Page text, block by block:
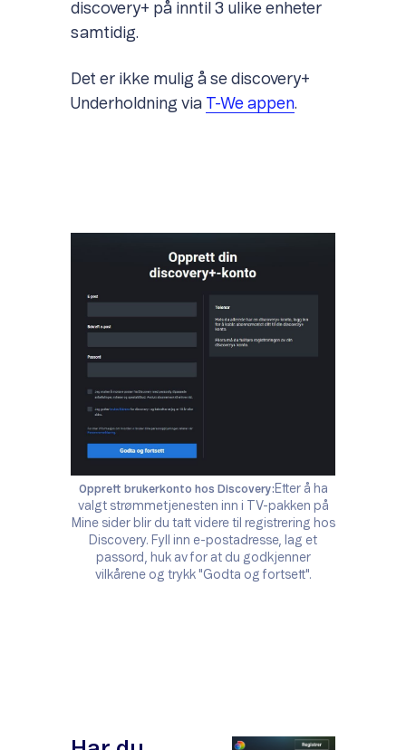
discovery+ på inntil 3 ulike enheter
samtidig.
Det er ikke mulig å se discovery+
Underholdning via T-We appen.
Opprett brukerkonto hos Discovery: Etter å ha
valgt strømmetjenesten inn i TV-pakken på
Mine sider blir du tatt videre til registrering hos
Discovery. Fyll inn e-postadresse, lag et
passord, huk av for at du godkjenner
vilkårene og trykk "Godta og fortsett".